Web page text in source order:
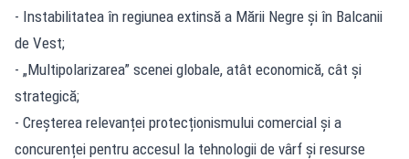
- Instabilitatea în regiunea extinsă a Mării Negre și în Balcanii
de Vest;
- „Multipolarizarea” scenei globale, atât economică, cât și
strategică;
- Creșterea relevanței protecționismului comercial și a
concurenței pentru accesul la tehnologii de vârf și resurse